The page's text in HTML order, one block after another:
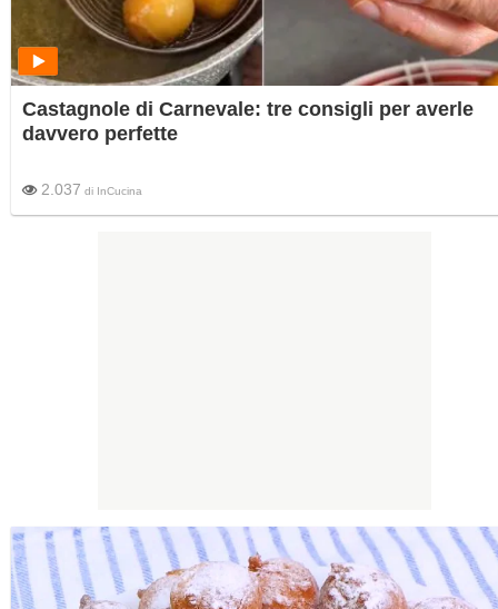
Castagnole di Carnevale: tre consigli per averle
davvero perfette
2.037 di InCucina